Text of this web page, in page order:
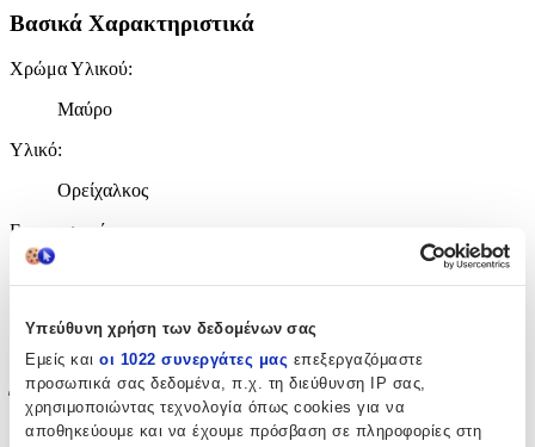
Υπεύθυνη χρήση των δεδομένων σας
Εμείς και οι 1022 συνεργάτες μας επεξεργαζόμαστε
προσωπικά σας δεδομένα, π.χ. τη διεύθυνση IP σας,
χρησιμοποιώντας τεχνολογία όπως cookies για να
αποθηκεύουμε και να έχουμε πρόσβαση σε πληροφορίες στη
Βασικά Χαρακτηριστικά
Χρώμα Υλικού:
Μαύρο
Υλικό:
Ορείχαλκος
Επιχρυσωμένα
Όχι
Έξτρα Χαρακτηριστικά